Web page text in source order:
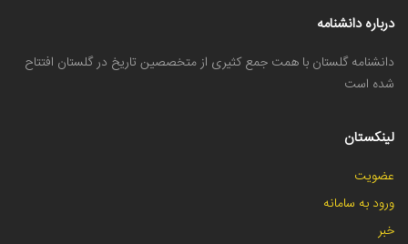
درباره دانشنامه
دانشنامه گلستان با همت جمع کثیری از متخصصین تاریخ در گلستان افتتاح
شده است
لینکستان
عضویت
ورود به سامانه
خبر